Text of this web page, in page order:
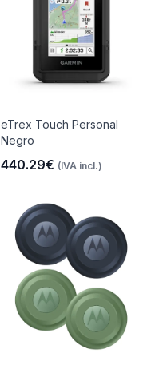
eTrex Touch Personal
Negro
440.29€ (IVA incl.)